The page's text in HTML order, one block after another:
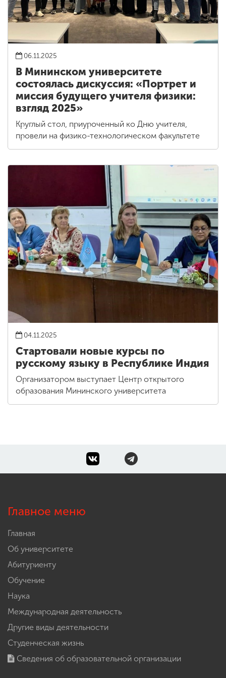
06.11.2025
В Мининском университете
состоялась дискуссия: «Портрет и
миссия будущего учителя физики:
взгляд 2025»
Круглый стол, приуроченный ко Дню учителя,
провели на физико-технологическом факультете
04.11.2025
Стартовали новые курсы по
русскому языку в Республике Индия
Организатором выступает Центр открытого
образования Мининского университета
Главное меню
Главная
Об университете
Абитуриенту
Обучение
Наука
Международная деятельность
Другие виды деятельности
Студенческая жизнь
Сведения об образовательной организации